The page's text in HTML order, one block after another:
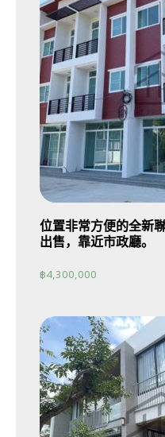
位置非常方便的全新
出售，靠近市政廳。
฿4,300,000